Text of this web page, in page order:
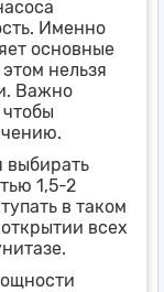
Именно
основные
нельзя
Важно
выбирать
1,5-2
в таком
всех